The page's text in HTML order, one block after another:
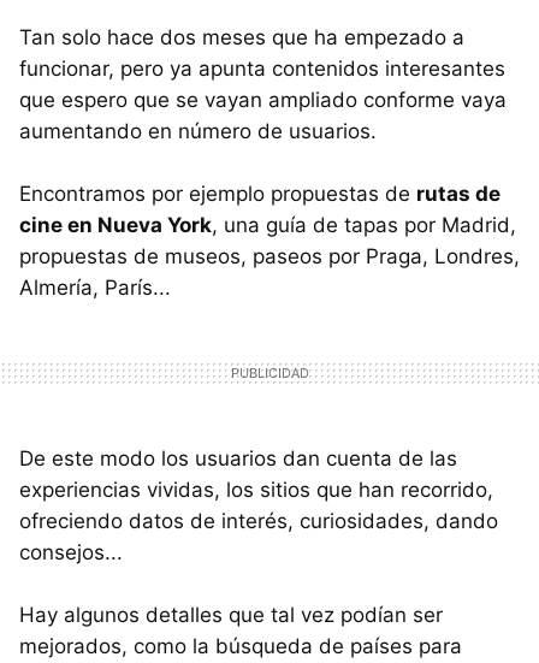
Tan solo hace dos meses que ha empezado a
funcionar, pero ya apunta contenidos interesantes
que espero que se vayan ampliado conforme vaya
aumentando en número de usuarios.
Encontramos por ejemplo propuestas de rutas de
cine en Nueva York, una guía de tapas por Madrid,
propuestas de museos, paseos por Praga, Londres,
Almería, París...
De este modo los usuarios dan cuenta de las
experiencias vividas, los sitios que han recorrido,
ofreciendo datos de interés, curiosidades, dando
consejos...
Hay algunos detalles que tal vez podían ser
mejorados, como la búsqueda de países para